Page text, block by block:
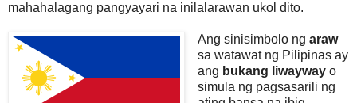
mahahalagang pangyayari na inilalarawan ukol dito.
Ang sinisimbolo ng araw
sa watawat ng Pilipinas ay
ang bukang liwaywayo
simula ng pagsasarili ng